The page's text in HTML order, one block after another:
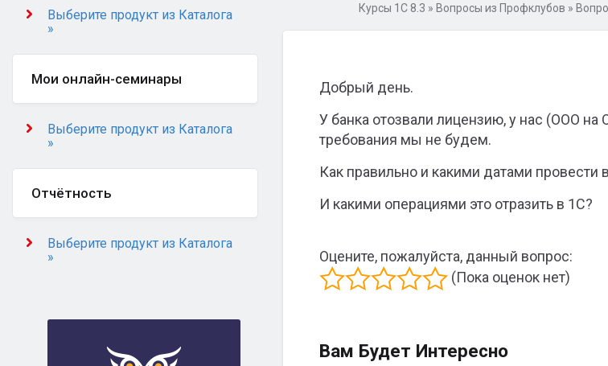
Курсы 1С 8.3 » Вопросы из Профклубов »
Добрый день.
У банка отозвали лицензию, у нас (ООО на
требования мы не будем.
Как правильно и какими датами
И какими операциями это отразить в 1С?
Оцените, пожалуйста, данный вопрос:
(Пока оценок нет)
Вам Будет Интересно
Выберите продукт из Каталога
»
Мои онлайн-семинары
Выберите продукт из Каталога
»
Отчётность
Выберите продукт из Каталога
»